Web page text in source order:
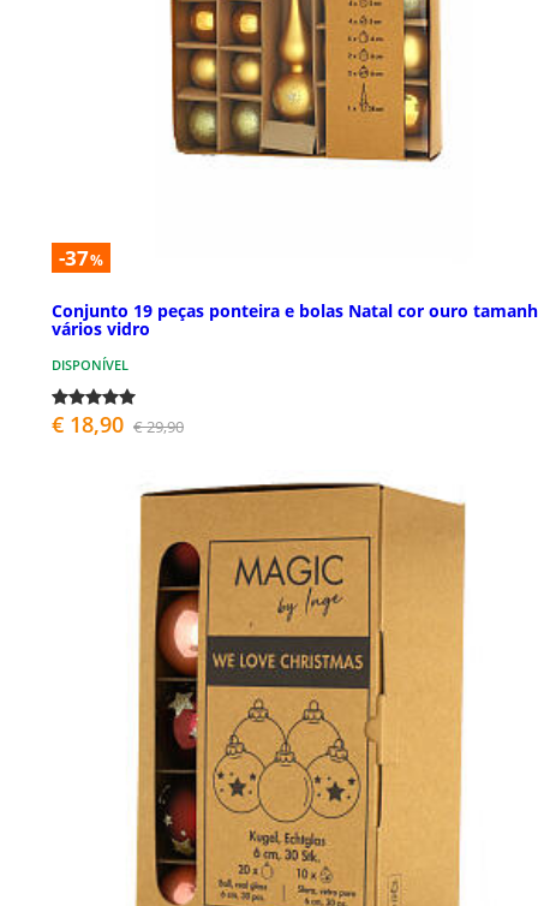
-37%
Conjunto 19 peças ponteira e bolas Natal cor ouro
vários vidro
DISPONÍVEL
€ 18,90 € 29,90